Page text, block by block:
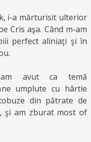
i-a mărturisit ulterior
Cris aşa. Când m-am
perfect aliniaţi şi în
avut ca temă
umplute cu hârtie
din pătrate de
şi am zburat most of